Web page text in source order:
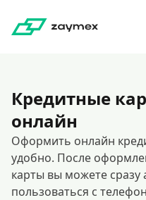
Кредитные
онлайн
Оформить онлайн
удобно. После
карты вы можете сразу
пользоваться с